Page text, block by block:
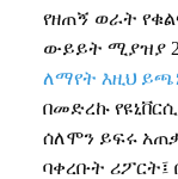
የዘጠኝ ወራት
ውይይት ሚያዝያ
ለማየት እዚህ
በመድረኩ
ሰለሞን ይፍሩ
ባቀረቡት ሪፖርት፤